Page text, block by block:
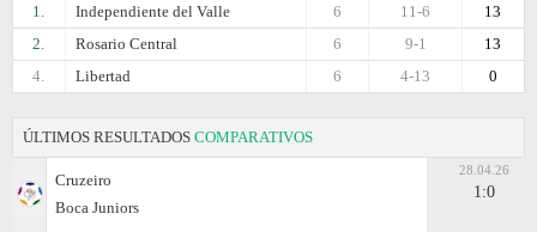
1.
Independiente del Valle 13
11-6
6
2.
Rosario Central 13
9-1
6
4.
Libertad 0
4-13
6
ÚLTIMOS RESULTADOS COMPARATIVOS
Cruzeiro
Boca Juniors
28.04.26
1:0